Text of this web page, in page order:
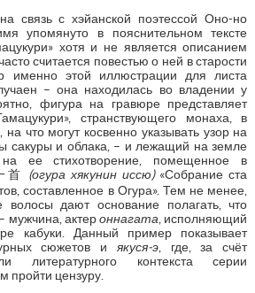
связь с хэйанской поэтессой Оно-но
упомянуто в пояснительном тексте
хотя и не является описанием
считается повестью о ней в старости
именно этой иллюстрации для листа
– она находилась во владении у
фигура на гравюре представляет
странствующего монаха, в
что могут косвенно указывать узор на
сакуры и облака, – и лежащий на земле
ее стихотворение, помещенное в
首 (огура хякунин иссю)«Собрание ста
составленное в Огура». Тем не менее,
дают основание полагать, что
мужчина, актероннагата , исполняющий
кабуки. Данный пример показывает
сюжетов и якуся-э, где, за счёт
литературного контекста серии
пройти цензуру.